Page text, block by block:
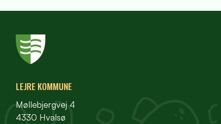
LEJRE KOMMUNE
Møllebjergvej 4
4330 Hvalsø